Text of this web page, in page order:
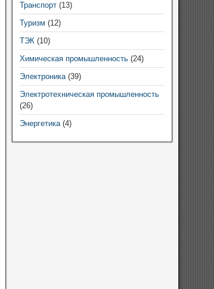
Транспорт(13)
Туризм (12)
ТЭК(10)
Химическая промышленность(24)
Электроника(39)
Электротехническая промышленность
(26)
Энергетика(4)